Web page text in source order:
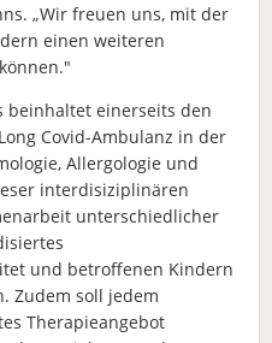
„Wir freuen uns, mit der
einen weiteren
beinhaltet einerseits den
Covid-Ambulanz in der
Allergologie und
interdisiziplinären
unterschiedlicher
und betroffenen Kindern
Zudem soll jedem
Therapieangebot